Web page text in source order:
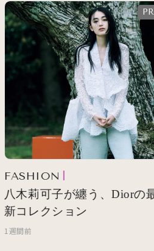
FASHION
八木莉可子が纏う、Diorの最
新コレクション
1週間前